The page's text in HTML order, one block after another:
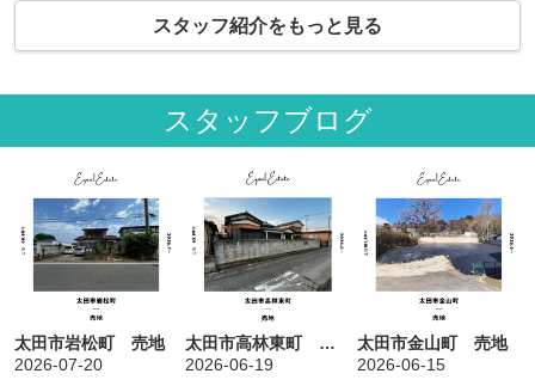
スタッフ紹介をもっと見る
スタッフブログ
太田市岩松町 売地
2026-07-20
太田市高林東町 売地
2026-06-19
太田市金山町 売地
2026-06-15